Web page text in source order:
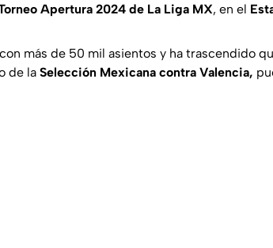
Apertura 2024 de La Liga MX, en el
más de 50 mil asientos y ha trascendido
de la Selección Mexicana contra Valencia,